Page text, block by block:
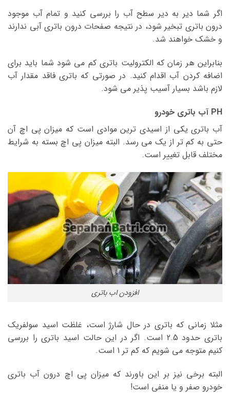
اگر شما دیر به دیر سطح آب را بررسی کنید و تمام آب موجود
درون باتری تبخیر شود، در نتیجه صفحات درون باتری آبی ندارند
و خشک خواهند شد.
بنابراین هر زمان که الکترولیت باتری کم می شود شما باید برای
اضافه کردن آب اقدام کنید. در صورتی که باتری فاقد مقدار آب
لازم باشد بسیار آسیب پذیر می شود.
PH آب باتری خودرو
آب باتری یکی از اسیدی ترین موادی است که میزان پی اچ آن
حتی به کم تر از یک می رسد. البته میزان پی اچ بسته به شرایط
مختلف قابل تغییر است.
افزودن اب باتری
مثلا زمانی که باتری در حال شارژ است، غلظت اسید سولفریک
باتری حدود 2.5 است. اگر در این حالت اسید باتری را بررسی
کنیم متوجه می شویم که کم تر 1 است.
البته برخی نیز بر این باورند که میزان پی اچ درون آب باتری
خودرو صفر و یا منفی است!